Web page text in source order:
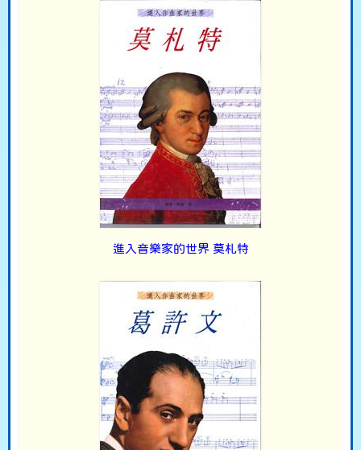
進入音樂家的世界 莫札特